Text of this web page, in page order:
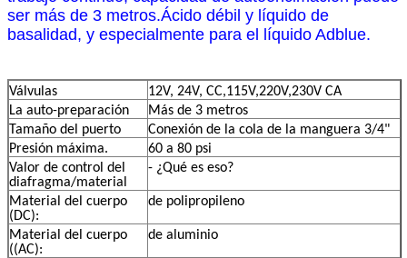
ser más de 3 metros.Ácido débil y líquido de
basalidad, y especialmente para el líquido Adblue.
Válvulas
12V, 24V, CC,115V,220V,230V CA
La auto-preparación
Más de 3 metros
Tamaño del puerto
Conexión de la cola de la manguera 3/4"
Presión máxima.
60 a 80 psi
Valor de control del
diafragma/material
- ¿Qué es eso?
Material del cuerpo
(DC):
de polipropileno
Material del cuerpo
((AC):
de aluminio